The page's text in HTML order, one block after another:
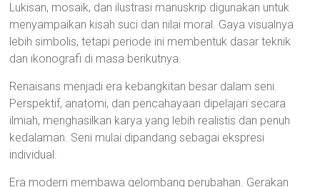
Lukisan, mosaik, dan ilustrasi manuskrip digunakan untuk
menyampaikan kisah suci dan nilai moral. Gaya visualnya
lebih simbolis, tetapi periode ini membentuk dasar teknik
dan ikonografi di masa berikutnya.
Renaisans menjadi era kebangkitan besar dalam seni.
Perspektif, anatomi, dan pencahayaan dipelajari secara
ilmiah, menghasilkan karya yang lebih realistis dan penuh
kedalaman. Seni mulai dipandang sebagai ekspresi
individual.
Era modern membawa gelombang perubahan. Gerakan